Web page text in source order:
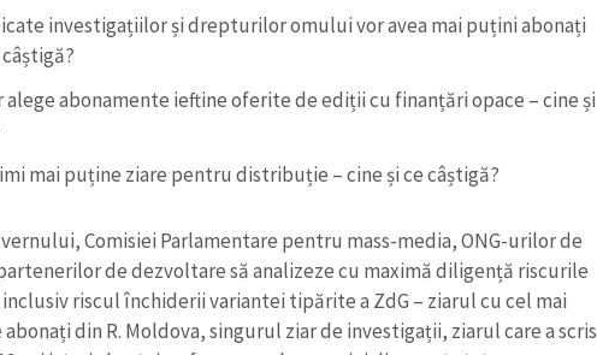
investigațiilor și drepturilor omului vor avea mai puțini abonați
alege abonamente ieftine oferite de ediții cu finanțări opace – cine și
mai puține ziare pentru distribuție – cine și ce câștigă?
Comisiei Parlamentare pentru mass-media, ONG-urilor de
de dezvoltare să analizeze cu maximă diligență riscurile
riscul închiderii variantei tipărite a ZdG – ziarul cu cel mai
din R. Moldova, singurul ziar de investigații, ziarul care a scris